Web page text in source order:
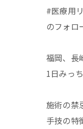
#医療用
のフォロ
福岡、長
1日みっ
施術の禁
手技の特